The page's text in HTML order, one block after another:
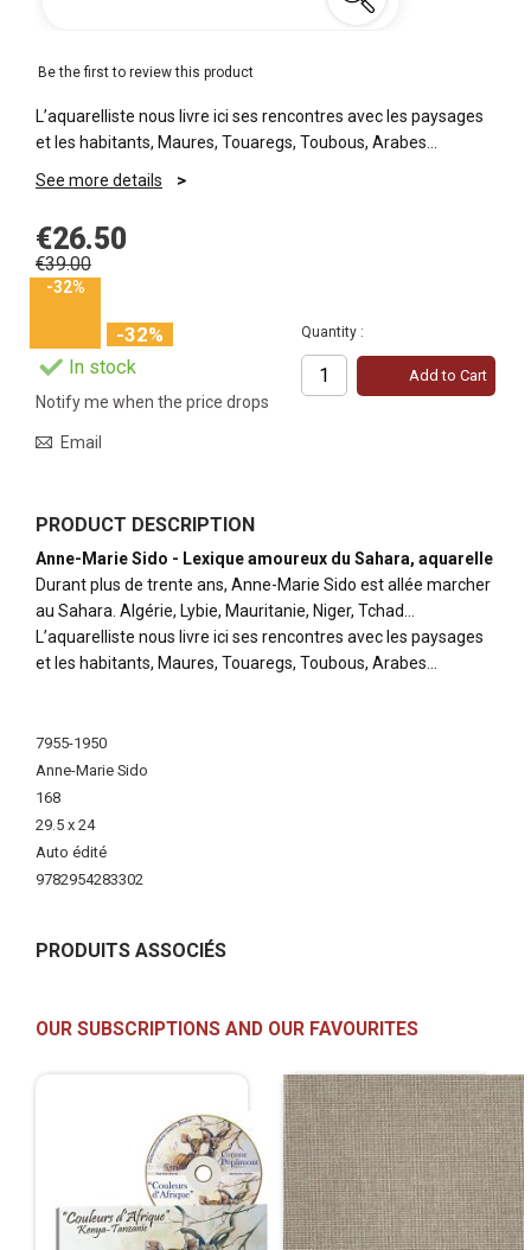
Be the first to review this product
L’aquarelliste nous livre ici ses rencontres avec les paysages
et les habitants, Maures, Touaregs, Toubous, Arabes…
See more details
€26.50
€39.00
-32%
-32%
In stock
Quantity :
Add to Cart
Notify me when the price drops
Email
PRODUCT DESCRIPTION
Anne-Marie Sido - Lexique amoureux du Sahara, aquarelle
Durant plus de trente ans, Anne-Marie Sido est allée marcher
au Sahara. Algérie, Lybie, Mauritanie, Niger, Tchad…
L’aquarelliste nous livre ici ses rencontres avec les paysages
et les habitants, Maures, Touaregs, Toubous, Arabes…
Information
7955-1950
Anne-Marie Sido
168
29.5 x 24
Auto édité
9782954283302
PRODUITS ASSOCIÉS
OUR SUBSCRIPTIONS AND OUR FAVOURITES